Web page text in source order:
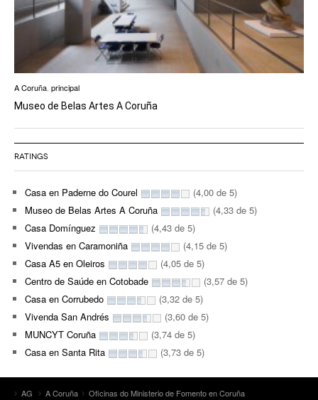
A Coruña, principal
Museo de Belas Artes A Coruña
RATINGS
Casa en Paderne do Courel
(4,00 de 5)
Museo de Belas Artes A Coruña
(4,33 de 5)
Casa Domínguez
(4,43 de 5)
Vivendas en Caramoniña
(4,15 de 5)
Casa A5 en Oleiros
(4,05 de 5)
Centro de Saúde en Cotobade
(3,57 de 5)
Casa en Corrubedo
(3,32 de 5)
Vivenda San Andrés
(3,60 de 5)
MUNCYT Coruña
(3,74 de 5)
Casa en Santa Rita
(3,73 de 5)
AG A Coruña Oficinas do Ministerio de Fomento en Coruña